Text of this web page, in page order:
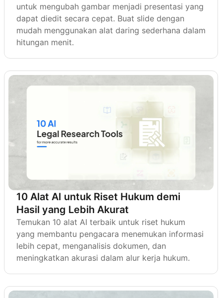
untuk mengubah gambar menjadi presentasi yang
dapat diedit secara cepat. Buat slide dengan
mudah menggunakan alat daring sederhana dalam
hitungan menit.
10 Alat AI untuk Riset Hukum demi
Hasil yang Lebih Akurat
Temukan 10 alat AI terbaik untuk riset hukum
yang membantu pengacara menemukan informasi
lebih cepat, menganalisis dokumen, dan
meningkatkan akurasi dalam alur kerja hukum.